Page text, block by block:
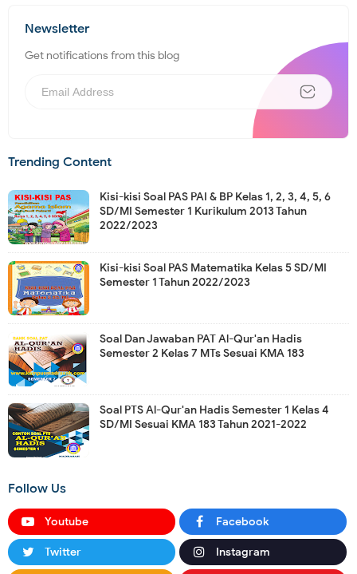
Newsletter
Get notifications from this blog
Trending Content
Kisi-kisi Soal PAS PAI & BP Kelas 1, 2, 3, 4, 5, 6
SD/MI Semester 1 Kurikulum 2013 Tahun
2022/2023
Kisi-kisi Soal PAS Matematika Kelas 5 SD/MI
Semester 1 Tahun 2022/2023
Soal Dan Jawaban PAT Al-Qur'an Hadis
Semester 2 Kelas 7 MTs Sesuai KMA 183
Soal PTS Al-Qur'an Hadis Semester 1 Kelas 4
SD/MI Sesuai KMA 183 Tahun 2021-2022
Follow Us
Youtube Facebook
Twitter Instagram